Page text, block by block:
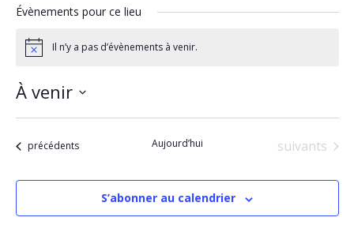
Évènements pour ce lieu
NoticeIl n’y a pas d’évènements à venir.
À venir
une
Évènements
précédents Aujourd’hui Évènements
suivants
S’abonner au calendrier